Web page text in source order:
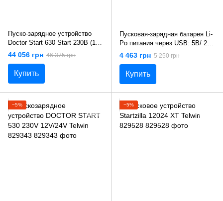
Пуско-зарядное устройство
Doctor Start 630 Start 230В (12-
24В) Telwin 829342
44 056 грн 46 375 грн
Купить
Пусковая-зарядная батарея Li-
Po питания через USB: 5В/ 2А
Yato YT-83082
4 463 грн 5 250 грн
Купить
−5% −5%